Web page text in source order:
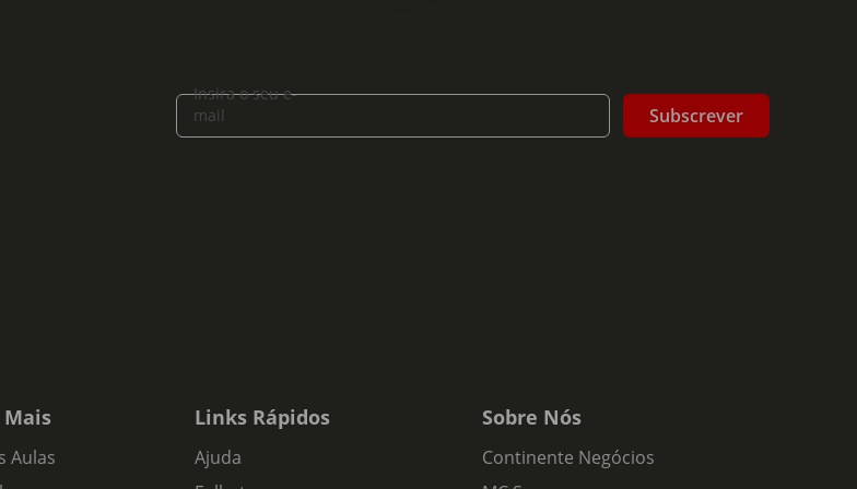
Insira o seu e-
mail
Subscrever
Mais
Aulas
Links Rápidos
Ajuda
Sobre Nós
Continente Negócios